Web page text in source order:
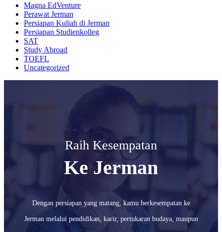
Magna EdVenture
Perawat Jerman
Persiapan Kuliah di Jerman
Persiapan Studienkolleg
SAT
Study Abroad
TOEFL
Uncategorized
Raih Kesempatan
Ke Jerman
Dengan persiapan yang matang, kamu berkesempatan ke
Jerman melalui pendidikan, karir, pertukaran budaya, maupun